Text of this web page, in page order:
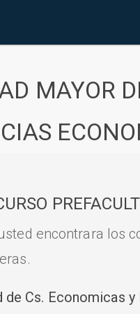
MAYOR
encontrara los
de Cs. Economicas y